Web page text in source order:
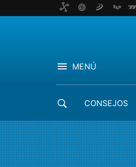
MENÚ
CONSEJOS